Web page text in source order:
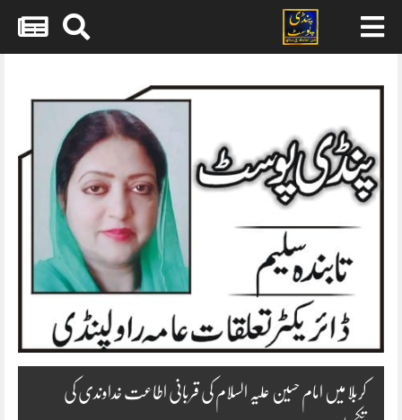
content
کربلا میں امام حسین علیہ السلام کی قربانی اطاعت خداوندی کی